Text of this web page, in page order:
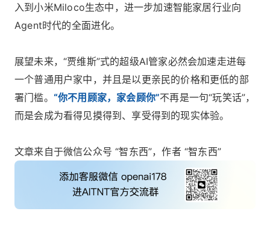
入到小米Miloco生态中，进一步加速智能家居行业向
Agent时代的全面进化。
展望未来，“贾维斯”式的超级AI管家必然会加速走进每
一个普通用户家中，并且是以更亲民的价格和更低的部
署门槛。 “你不用顾家，家会顾你”不再是一句“玩笑话”，
而是会成为看得见摸得到、享受得到的现实体验。
文章来自于微信公众号 “智东西”，作者 “智东西”